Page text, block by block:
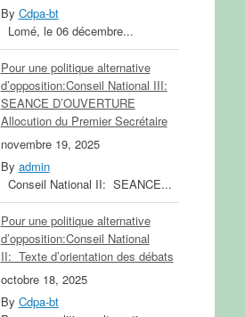
By Cdpa-bt
Lomé, le 06 décembre...
Pour une politique alternative
d’opposition:Conseil National III:
SEANCE D’OUVERTURE
Allocution du Premier Secrétaire
novembre 19, 2025
By admin
Conseil National II: SEANCE...
Pour une politique alternative
d’opposition:Conseil National
II: Texte d’orientation des débats
octobre 18, 2025
By Cdpa-bt